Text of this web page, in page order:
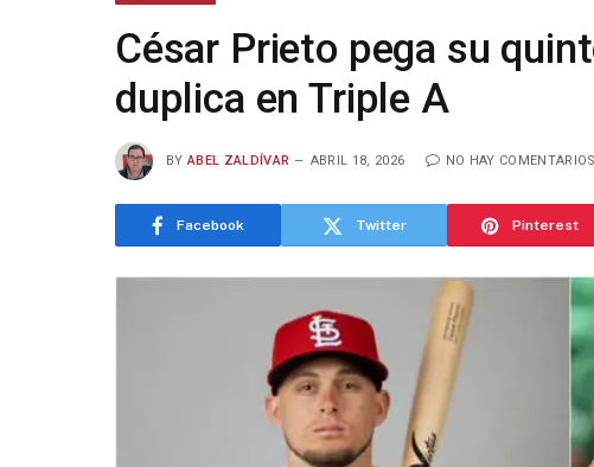
César Prieto pega su
duplica en Triple A
BY ABEL ZALDÍVAR ABRIL 18, 2026 NO HAY COMENTARIOS
Facebook Twitter Pinterest